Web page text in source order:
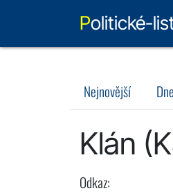
Politické-
Nejnovější
Klán
Odkaz: